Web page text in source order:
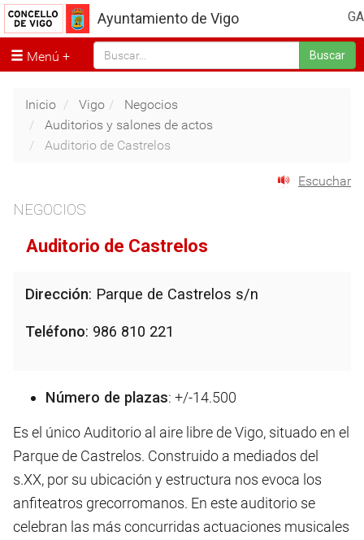
GA
Ayuntamiento de Vigo
Menú Buscar
Inicio Vigo
Negocios
Auditorios y salones de actos
Auditorio de Castrelos
Escuchar
NEGOCIOS
Auditorio de Castrelos
Dirección: Parque de Castrelos s/n
Teléfono: 986 810 221
Número de plazas: +/-14.500
Es el único Auditorio al aire libre de Vigo, situado en el
Parque de Castrelos. Construido a mediados del
s.XX, por su ubicación y estructura nos evoca los
anfiteatros grecorromanos. En este auditorio se
celebran las más concurridas actuaciones musicales